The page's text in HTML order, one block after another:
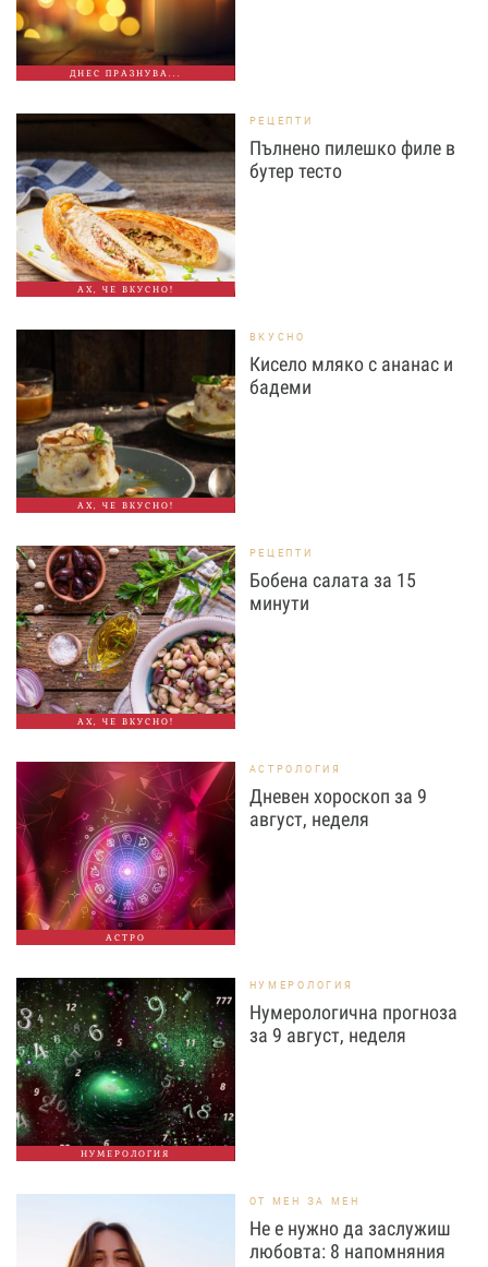
ДНЕС ПРАЗНУВА...
АХ, ЧЕ ВКУСНО!
РЕЦЕПТИ
Пълнено пилешко филе в
бутер тесто
АХ, ЧЕ ВКУСНО!
ВКУСНО
Кисело мляко с ананас и
бадеми
АХ, ЧЕ ВКУСНО!
РЕЦЕПТИ
Бобена салата за 15
минути
АСТРО
АСТРОЛОГИЯ
Дневен хороскоп за 9
август, неделя
НУМЕРОЛОГИЯ
НУМЕРОЛОГИЯ
Нумерологична прогноза
за 9 август, неделя
ОТ МЕН ЗА МЕН
Не е нужно да заслужиш
любовта: 8 напомняния